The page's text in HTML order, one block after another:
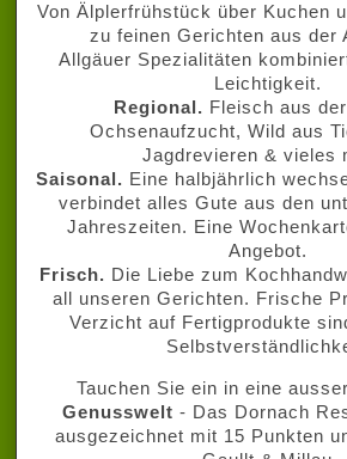
Von Älplerfrühstück über Kuchen
zu feinen Gerichten aus der
Allgäuer Spezialitäten
Leichtigkeit.
Regional. Fleisch aus
Ochsenaufzucht, Wild aus
Jagdrevieren & vieles
Saisonal. Eine halbjährlich
verbindet alles Gute aus den
Jahreszeiten. Eine
Angebot.
Frisch. Die Liebe zum
all unseren Gerichten. Frische
Verzicht auf Fertigprodukte
Tauchen Sie ein in eine
Genusswelt - Das Dornach
ausgezeichnet mit 15 Punkten